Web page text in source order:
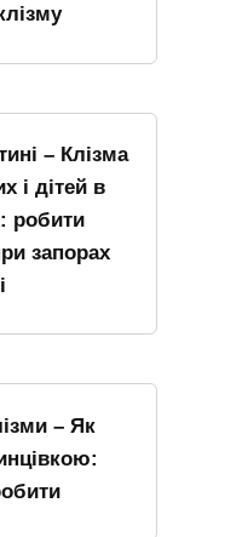
– Клізма
і дітей в
робити
запорах
– Як